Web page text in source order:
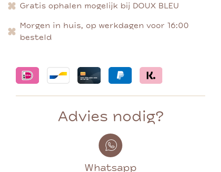
Gratis ophalen mogelijk bij DOUX BLEU
Morgen in huis, op werkdagen voor 16:00
besteld
Advies nodig?
Whatsapp